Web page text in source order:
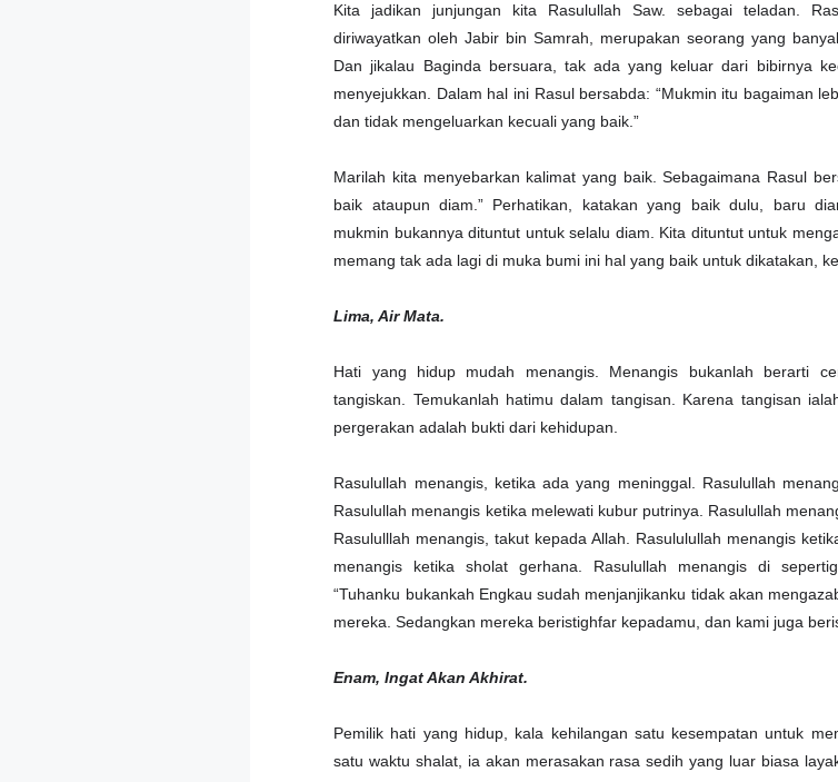
Kita jadikan junjungan kita Rasulullah Saw. sebagai teladan.
diriwayatkan oleh Jabir bin Samrah, merupakan seorang yang
Dan jikalau Baginda bersuara, tak ada yang keluar dari bibirnya
menyejukkan. Dalam hal ini Rasul bersabda: “Mukmin itu bagaiman
dan tidak mengeluarkan kecuali yang baik.”
Marilah kita menyebarkan kalimat yang baik. Sebagaimana Rasul
baik ataupun diam.” Perhatikan, katakan yang baik dulu, baru
mukmin bukannya dituntut untuk selalu diam. Kita dituntut untuk
memang tak ada lagi di muka bumi ini hal yang baik untuk dikatakan,
Lima, Air Mata.
Hati yang hidup mudah menangis. Menangis bukanlah berarti
tangiskan. Temukanlah hatimu dalam tangisan. Karena tangisan
pergerakan adalah bukti dari kehidupan.
Rasulullah menangis, ketika ada yang meninggal. Rasulullah
Rasulullah menangis ketika melewati kubur putrinya. Rasulullah
Rasululllah menangis, takut kepada Allah. Rasululullah menangis
menangis ketika sholat gerhana. Rasulullah menangis di
“Tuhanku bukankah Engkau sudah menjanjikanku tidak akan
mereka. Sedangkan mereka beristighfar kepadamu, dan kami juga
Enam, Ingat Akan Akhirat.
Pemilik hati yang hidup, kala kehilangan satu kesempatan untuk
satu waktu shalat, ia akan merasakan rasa sedih yang luar biasa